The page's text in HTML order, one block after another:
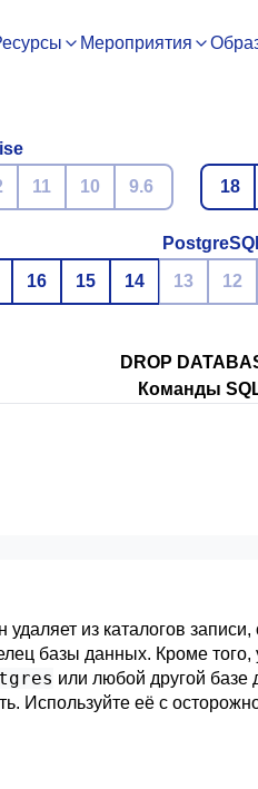
Мероприятия
11 10 9.6
18
16 15 14 13 12
DROP
Команды
удаляет из каталогов
базы данных. Кроме
или любой другой базе
Используйте её с